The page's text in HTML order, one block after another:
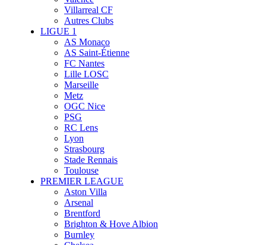
Villarreal CF
Autres Clubs
LIGUE 1
AS Monaco
AS Saint-Étienne
FC Nantes
Lille LOSC
Marseille
Metz
OGC Nice
PSG
RC Lens
Lyon
Strasbourg
Stade Rennais
Toulouse
PREMIER LEAGUE
Aston Villa
Arsenal
Brentford
Brighton & Hove Albion
Burnley